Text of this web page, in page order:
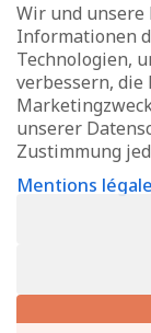
Mit
Datenschutz
Rechtliche
Erklärung zur
Wir und unsere
Informationen
Technologien,
verbessern,
unserer
Zustimmung
Mentions